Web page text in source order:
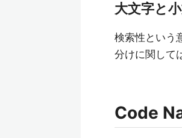
大文字と
検索性という
分けに関して
Code